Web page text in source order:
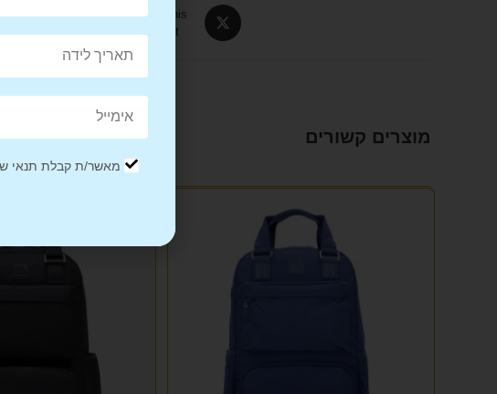
Tweet This
Product
מוצרים קשורים
מאשר/ת קבלת תנאי